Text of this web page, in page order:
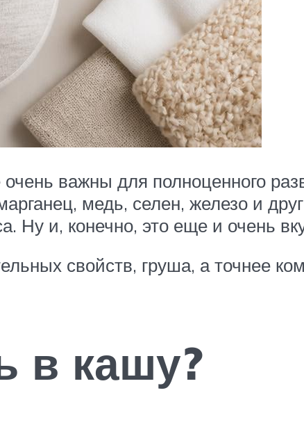
важны для полноценного
медь, селен, железо и
Ну и, конечно, это еще и очень
свойств, груша, а точнее
в кашу?